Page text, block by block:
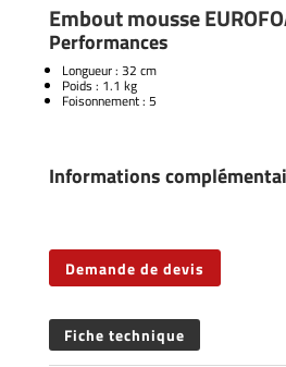
Embout mousse
Performances
Longueur : 32 cm
Poids : 1.1 kg
Foisonnement : 5
Informations
Demande de devis
Fiche technique